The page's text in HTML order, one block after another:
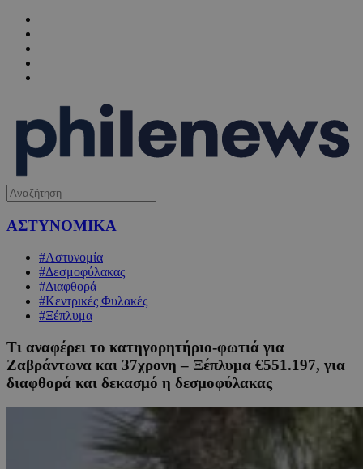
ΑΣΤΥΝΟΜΙΚΑ
#Αστυνομία
#Δεσμοφύλακας
#Διαφθορά
#Κεντρικές Φυλακές
#Ξέπλυμα
Τι αναφέρει το κατηγορητήριο-φωτιά για
Ζαβράντωνα και 37χρονη – Ξέπλυμα €551.197, για
διαφθορά και δεκασμό η δεσμοφύλακας